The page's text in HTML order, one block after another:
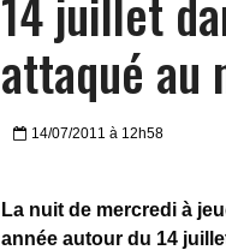
attaqué au
14/07/2011 à 12h58
La nuit de mercredi à
année autour du 14